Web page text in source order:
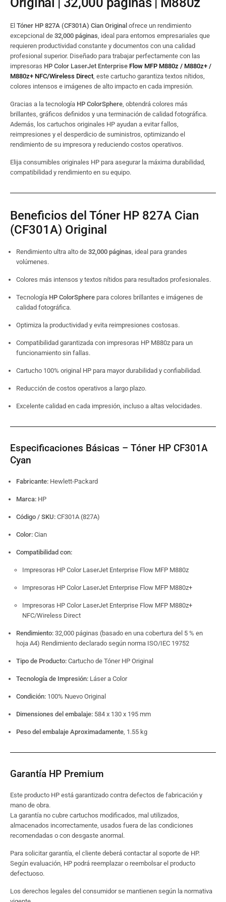
El Tóner HP 827A (CF301A) Cian Original ofrece un rendimiento
excepcional de 32,000 páginas, ideal para entornos empresariales que
requieren productividad constante y documentos con una calidad
profesional superior. Diseñado para trabajar perfectamente con las
impresoras HP Color LaserJet Enterprise Flow MFP M880z / M880z+ /
M880z+ NFC/Wireless Direct, este cartucho garantiza textos nítidos,
colores intensos e imágenes de alto impacto en cada impresión.
Gracias a la tecnología HP ColorSphere, obtendrá colores más
brillantes, gráficos definidos y una terminación de calidad fotográfica.
Además, los cartuchos originales HP ayudan a evitar fallos,
reimpresiones y el desperdicio de suministros, optimizando el
rendimiento de su impresora y reduciendo costos operativos.
Elija consumibles originales HP para asegurar la máxima durabilidad,
compatibilidad y rendimiento en su equipo.
Beneficios del Tóner HP 827A Cian
(CF301A) Original
Rendimiento ultra alto de 32,000 páginas, ideal para grandes
volúmenes.
Colores más intensos y textos nítidos para resultados profesionales.
Tecnología HP ColorSphere para colores brillantes e imágenes de
calidad fotográfica.
Optimiza la productividad y evita reimpresiones costosas.
Compatibilidad garantizada con impresoras HP M880z para un
funcionamiento sin fallas.
Cartucho 100% original HP para mayor durabilidad y confiabilidad.
Reducción de costos operativos a largo plazo.
Excelente calidad en cada impresión, incluso a altas velocidades.
Especificaciones Básicas – Tóner HP CF301A
Cyan
Fabricante: Hewlett-Packard
Marca: HP
Código / SKU: CF301A (827A)
Color: Cian
Compatibilidad con:
Impresoras HP Color LaserJet Enterprise Flow MFP M880z
Impresoras HP Color LaserJet Enterprise Flow MFP M880z+
Impresoras HP Color LaserJet Enterprise Flow MFP M880z+
NFC/Wireless Direct
Rendimiento: 32,000 páginas (basado en una cobertura del 5 % en
hoja A4) Rendimiento declarado según norma ISO/IEC 19752
Tipo de Producto: Cartucho de Tóner HP Original
Tecnología de Impresión: Láser a Color
Condición: 100% Nuevo Original
Dimensiones del embalaje: 584 x 130 x 195 mm
Peso del embalaje Aproximadamente, 1.55 kg
Garantía HP Premium
Este producto HP está garantizado contra defectos de fabricación y
mano de obra.
La garantía no cubre cartuchos modificados, mal utilizados,
almacenados incorrectamente, usados fuera de las condiciones
recomendadas o con desgaste anormal.
Para solicitar garantía, el cliente deberá contactar al soporte de HP.
Según evaluación, HP podrá reemplazar o reembolsar el producto
defectuoso.
Los derechos legales del consumidor se mantienen según la normativa